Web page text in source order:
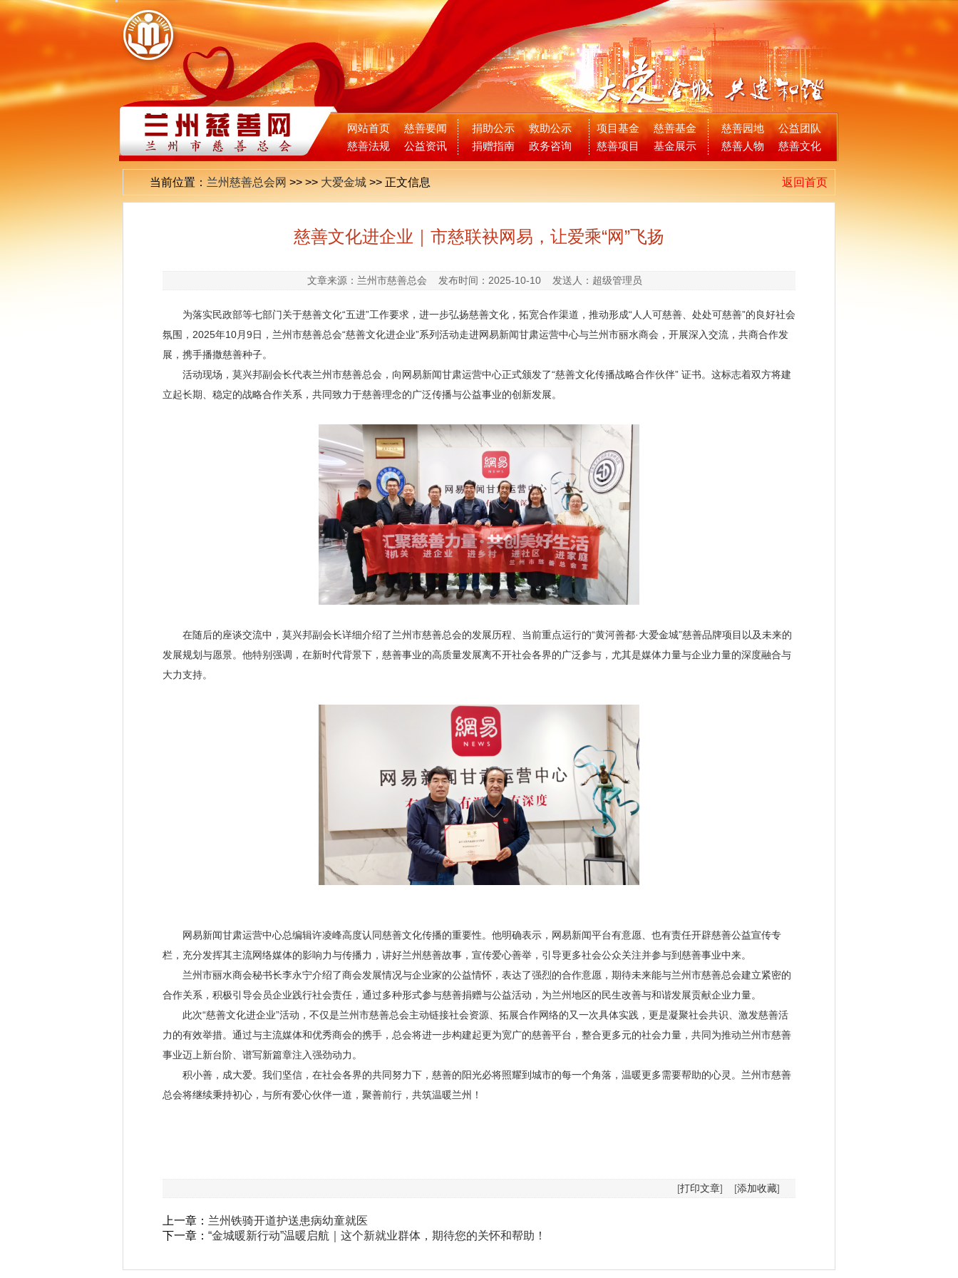
慈善园地
公益团队
慈善人物
慈善文化
项目基金
慈善基金
慈善项目
基金展示
捐助公示
救助公示
捐赠指南
政务咨询
网站首页
慈善要闻
慈善法规
公益资讯
当前位置： 兰州慈善总会网 >> >> 大爱金城 >> 正文信息 返回首页
慈善文化进企业｜市慈联袂网易，让爱乘“网”飞扬
文章来源：兰州市慈善总会 发布时间：2025-10-10 发送人：超级管理员
为落实民政部等七部门关于慈善文化“五进”工作要求，进一步弘扬慈善文化，拓宽合作渠道，推动形成“人人可慈善、处处可慈善”的良好社会
氛围，2025年10月9日，兰州市慈善总会“慈善文化进企业”系列活动走进网易新闻甘肃运营中心与兰州市丽水商会，开展深入交流，共商合作发
展，携手播撒慈善种子。
活动现场 ，莫兴邦副会长代表兰州市慈善总会，向网易新闻甘肃运营中心正式颁发了“慈善文化传播战略合作伙伴” 证书。这标志着双方将建
立起长期、稳定的战略合作关系，共同致力于慈善理念的广泛传播与公益事业的创新发展。
在随后的座谈交流中，莫兴邦副会长详细介绍了兰州市慈善总会的发展历程、当前重点运行的“黄河善都·大爱金城”慈善品牌项目以及未来的
发展规划与愿景。他特别强调，在新时代背景下，慈善事业的高质量发展离不开社会各界的广泛参与，尤其是媒体力量与企业力量的深度融合与
大力支持。
网易新闻甘肃运营中心总编辑许凌峰高度认同慈善文化传播的重要性。他明确表示，网易新闻平台有意愿、也有责任开辟慈善公益宣传专
栏，充分发挥其主流网络媒体的影响力与传播力，讲好兰州慈善故事，宣传爱心善举，引导更多社会公众关注并参与到慈善事业中来。
兰州市丽水商会秘书长李永宁介绍了商会发展情况与企业家的公益情怀，表达了强烈的合作意愿，期待未来能与兰州市慈善总会建立紧密的
合作关系，积极引导会员企业践行社会责任，通过多种形式参与慈善捐赠与公益活动，为兰州地区的民生改善与和谐发展贡献企业力量。
此次“慈善文化进企业”活动，不仅是兰州市慈善总会主动链接社会资源、拓展合作网络的又一次具体实践，更是凝聚社会共识、激发慈善活
力的有效举措。通过与主流媒体和优秀商会的携手，总会将进一步构建起更为宽广的慈善平台，整合更多元的社会力量，共同为推动兰州市慈善
事业迈上新台阶、谱写新篇章注入强劲动力。
积小善，成大爱。我们坚信，在社会各界的共同努力下，慈善的阳光必将照耀到城市的每一个角落，温暖更多需要帮助的心灵。兰州市慈善
总会将继续秉持初心，与所有爱心伙伴一道，聚善前行，共筑温暖兰州！
[打印文章] [添加收藏]
上一章： 兰州铁骑开道护送患病幼童就医
下一章： “金城暖新行动”温暖启航｜这个新就业群体，期待您的关怀和帮助！